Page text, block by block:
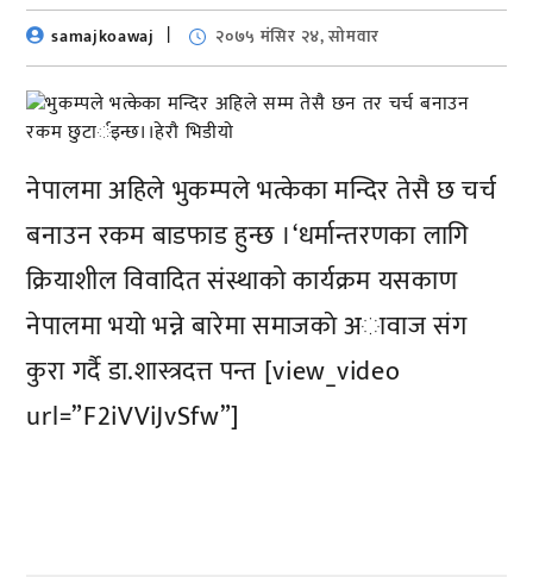
samajkoawaj
२०७५ मंसिर २४, सोमवार
नेपालमा अहिले भुकम्पले भत्केका मन्दिर तेसै छ चर्च
बनाउन रकम बाडफाड हुन्छ ।‘धर्मान्तरणका लागि
क्रियाशील विवादित संस्थाको कार्यक्रम यसकाण
नेपालमा भयाे भन्ने बारेमा समाजकाे अावाज संग
कुरा गर्दै डा.शास्त्रदत्त पन्त [view_video
url=”F2iVViJvSfw”]